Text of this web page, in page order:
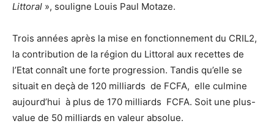
Littoral », souligne Louis Paul Motaze.
Trois années après la mise en fonctionnement du CRIL2,
la contribution de la région du Littoral aux recettes de
l’Etat connaît une forte progression. Tandis qu’elle se
situait en deçà de 120 milliards de FCFA, elle culmine
aujourd’hui à plus de 170 milliards FCFA. Soit une plus-
value de 50 milliards en valeur absolue.